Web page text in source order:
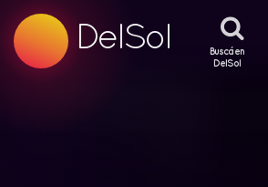
DelSol
99.5 FM
Buscá en
DelSol